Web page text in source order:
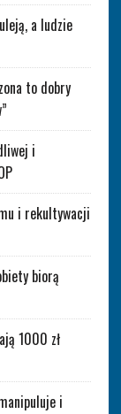
a ludzie
to dobry
i
i rekultywacji
biorą
1000 zł
i